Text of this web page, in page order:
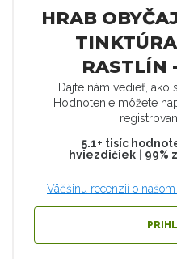
HRAB
RASTLÍN
Dajte nám vedieť, ako
Hodnotenie môžete
5.1+ tisíc
hviezdičiek| 99%
Väčšinu recenzií o našom